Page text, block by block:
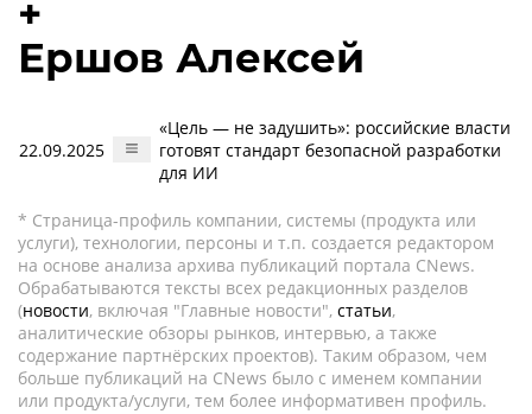
+
Ершов Алексей
22.09.2025
«Цель — не задушить»: российские власти
готовят стандарт безопасной разработки
для ИИ
* Страница-профиль компании, системы (продукта или
услуги), технологии, персоны и т.п. создается редактором
на основе анализа архива публикаций портала CNews.
Обрабатываются тексты всех редакционных разделов
(новости, включая "Главные новости", статьи,
аналитические обзоры рынков, интервью, а также
содержание партнёрских проектов). Таким образом, чем
больше публикаций на CNews было с именем компании
или продукта/услуги, тем более информативен профиль.